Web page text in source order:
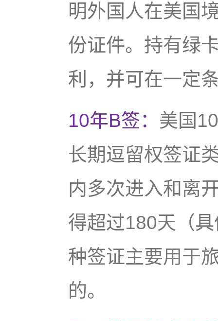
明外国人在美国
份证件。持有绿
利，并可在一定
10年B签： 美国
长期逗留权签证
内多次进入和离
得超过180天（
种签证主要用于
的。